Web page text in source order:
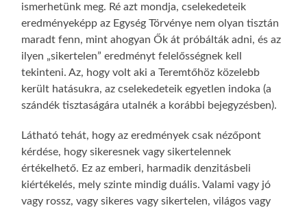
ismerhetünk meg. Ré azt mondja, cselekedeteik
eredményeképp az Egység Törvénye nem olyan tisztán
maradt fenn, mint ahogyan Ők át próbálták adni, és az
ilyen „sikertelen” eredményt felelősségnek kell
tekinteni. Az, hogy volt aki a Teremtőhöz közelebb
került hatásukra, az cselekedeteik egyetlen indoka (a
szándék tisztaságára utalnék a korábbi bejegyzésben).
Látható tehát, hogy az eredmények csak nézőpont
kérdése, hogy sikeresnek vagy sikertelennek
értékelhető. Ez az emberi, harmadik denzitásbeli
kiértékelés, mely szinte mindig duális. Valami vagy jó
vagy rossz, vagy sikeres vagy sikertelen, világos vagy